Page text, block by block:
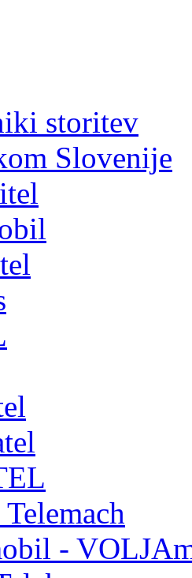
storitev
Slovenije
-